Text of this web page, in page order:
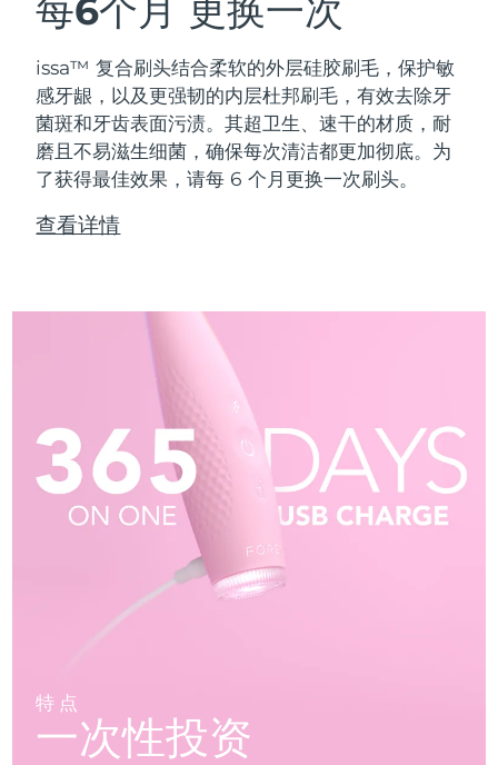
每6个月 更换一次
issa™ 复合刷头结合柔软的外层硅胶刷毛，保护敏
感牙龈，以及更强韧的内层杜邦刷毛，有效去除牙
菌斑和牙齿表面污渍。其超卫生、速干的材质，耐
磨且不易滋生细菌，确保每次清洁都更加彻底。为
了获得最佳效果，请每 6 个月更换一次刷头。
查看详情
特点
一次性投资